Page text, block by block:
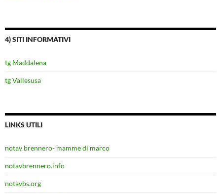
4) SITI INFORMATIVI
tg Maddalena
tg Vallesusa
LINKS UTILI
notav brennero- mamme di marco
notavbrennero.info
notavbs.org